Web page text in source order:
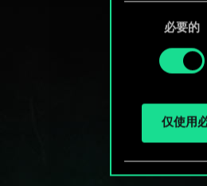
整您对
定"。
必要的
仅使用